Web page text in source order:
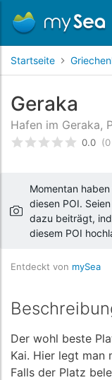
Startseite
Geraka
Hafen im Geraka,
bewertet0 /5
0.0
Momentan
diesen POI.
dazu beiträgt,
diesem POI
Entdeckt von mySea
Der wohl beste
Kai. Hier legt man
Falls der Platz